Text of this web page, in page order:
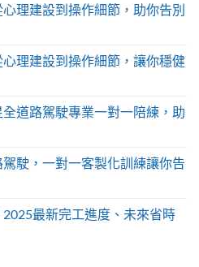
理建設到操作細節，助你告別
理建設到操作細節，讓你穩健
道路駕駛專業一對一陪練，助
駛，一對一客製化訓練讓你告
最新完工進度、未來省時